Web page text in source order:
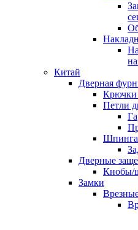
Китай
Дверная
Крючки
Петли
Дверные
Кнобы/
Замки